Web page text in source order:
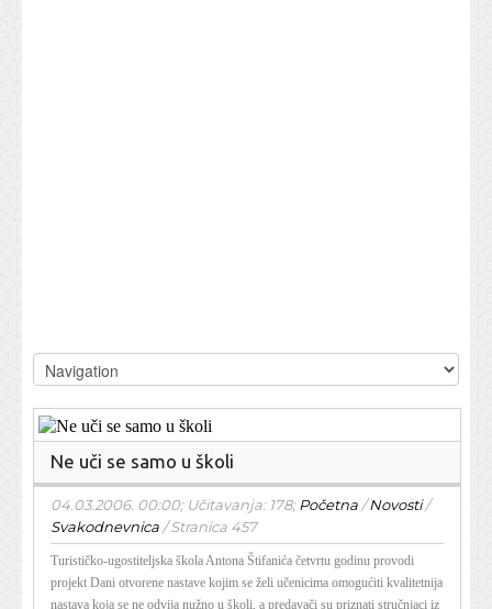
Ne uči se samo u školi
04.03.2006. 00:00; Učitavanja: 178;Početna/Novosti/
Svakodnevnica/Stranica 457
Turističko-ugostiteljska škola Antona Štifanića četvrtu godinu provodi
projekt Dani otvorene nastave kojim se želi učenicima omogućiti kvalitetnija
nastava koja se ne odvija nužno u školi, a predavači su priznati stručnjaci iz